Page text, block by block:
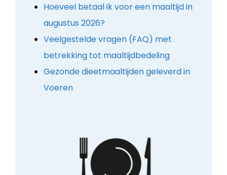
Hoeveel betaal ik voor een maaltijd in
augustus 2026?
Veelgestelde vragen (FAQ) met
betrekking tot maaltijdbedeling
Gezonde dieetmaaltijden geleverd in
Voeren